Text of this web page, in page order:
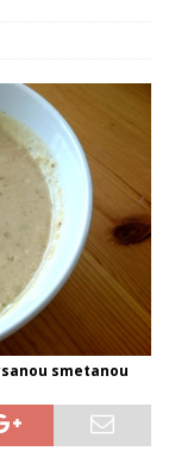
smetanou